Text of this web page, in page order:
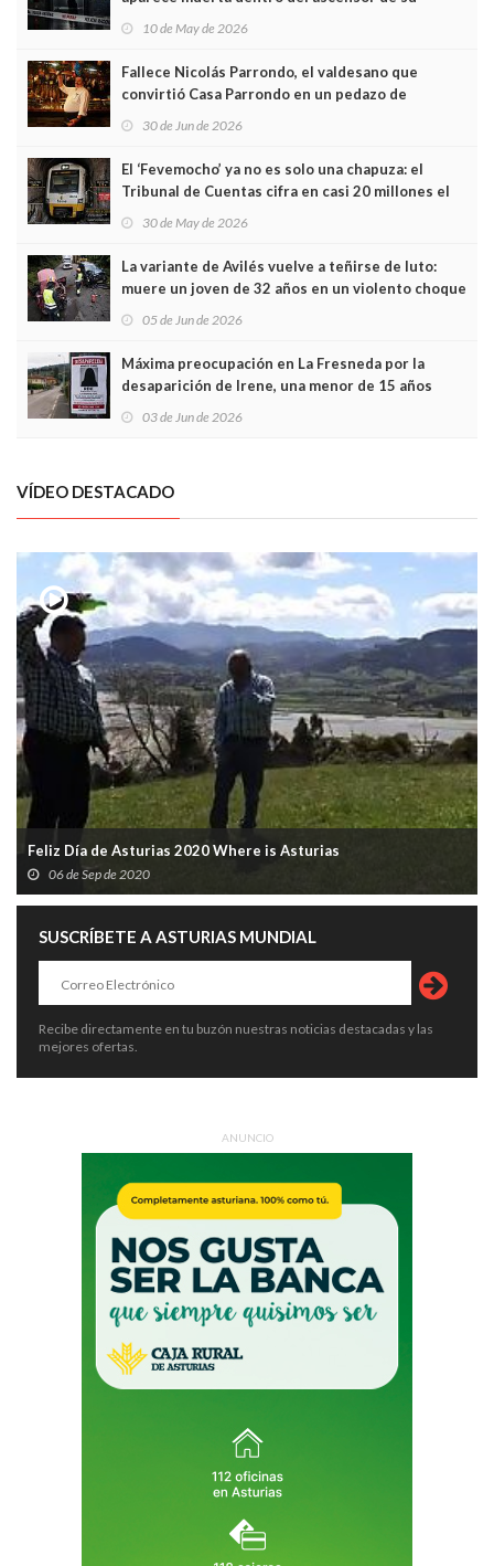
edificio y las cámaras captan sus últimos minutos
10 de May de 2026
Fallece Nicolás Parrondo, el valdesano que
convirtió Casa Parrondo en un pedazo de
Asturias en Madrid
30 de Jun de 2026
El ‘Fevemocho’ ya no es solo una chapuza: el
Tribunal de Cuentas cifra en casi 20 millones el
sobrecoste de los trenes que no cabían por los
30 de May de 2026
La variante de Avilés vuelve a teñirse de luto:
muere un joven de 32 años en un violento choque
frontal
05 de Jun de 2026
Máxima preocupación en La Fresneda por la
desaparición de Irene, una menor de 15 años
03 de Jun de 2026
VÍDEO DESTACADO
Feliz Día de Asturias 2020 Where is Asturias
06 de Sep de 2020
SUSCRÍBETE A ASTURIAS MUNDIAL
Recibe directamente en tu buzón nuestras noticias destacadas y las
mejores ofertas.
ANUNCIO